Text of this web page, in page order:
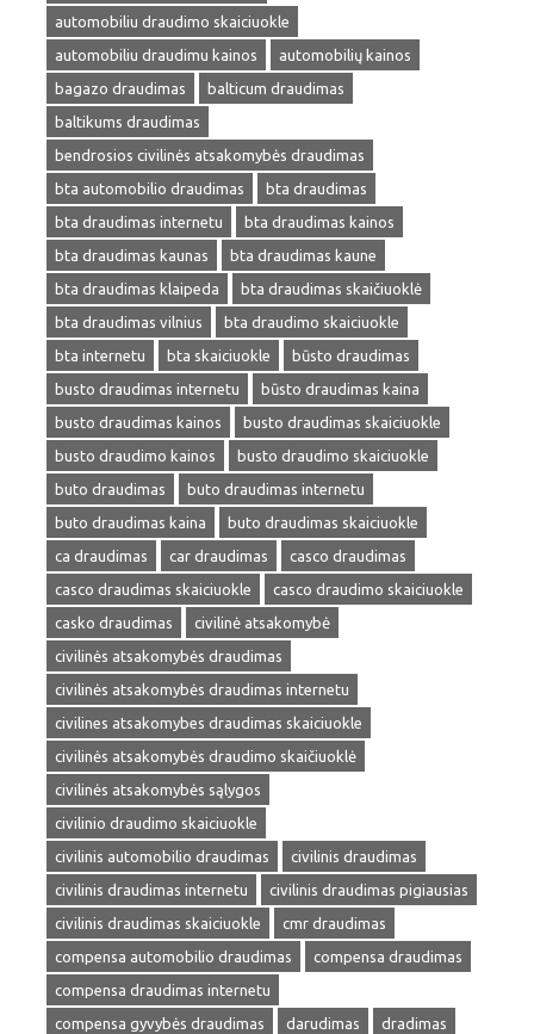
automobiliu draudimo skaiciuokle
automobiliu draudimu kainos
automobilių kainos
bagazo draudimas
balticum draudimas
baltikums draudimas
bendrosios civilinės atsakomybės draudimas
bta automobilio draudimas
bta draudimas
bta draudimas internetu
bta draudimas kainos
bta draudimas kaunas
bta draudimas kaune
bta draudimas klaipeda
bta draudimas skaičiuoklė
bta draudimas vilnius
bta draudimo skaiciuokle
bta internetu
bta skaiciuokle
būsto draudimas
busto draudimas internetu
būsto draudimas kaina
busto draudimas kainos
busto draudimas skaiciuokle
busto draudimo kainos
busto draudimo skaiciuokle
buto draudimas
buto draudimas internetu
buto draudimas kaina
buto draudimas skaiciuokle
ca draudimas
car draudimas
casco draudimas
casco draudimas skaiciuokle
casco draudimo skaiciuokle
casko draudimas
civilinė atsakomybė
civilinės atsakomybės draudimas
civilinės atsakomybės draudimas internetu
civilines atsakomybes draudimas skaiciuokle
civilinės atsakomybės draudimo skaičiuoklė
civilinės atsakomybės sąlygos
civilinio draudimo skaiciuokle
civilinis automobilio draudimas
civilinis draudimas
civilinis draudimas internetu
civilinis draudimas pigiausias
civilinis draudimas skaiciuokle
cmr draudimas
compensa automobilio draudimas
compensa draudimas
compensa draudimas internetu
compensa gyvybės draudimas
darudimas
dradimas